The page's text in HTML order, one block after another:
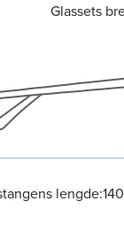
Glassets
lengde: